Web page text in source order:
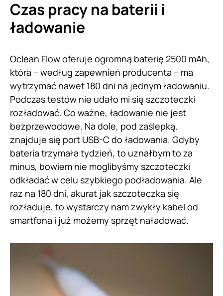
Czas pracy na baterii i
ładowanie
Oclean Flow oferuje ogromną baterię 2500 mAh,
która – według zapewnień producenta – ma
wytrzymać nawet 180 dni na jednym ładowaniu.
Podczas testów nie udało mi się szczoteczki
rozładować. Co ważne, ładowanie nie jest
bezprzewodowe. Na dole, pod zaślepką,
znajduje się port USB-C do ładowania. Gdyby
bateria trzymała tydzień, to uznałbym to za
minus, bowiem nie moglibyśmy szczoteczki
odkładać w celu szybkiego podładowania. Ale
raz na 180 dni, akurat jak szczoteczka się
rozładuje, to wystarczy nam zwykły kabel od
smartfona i już możemy sprzęt naładować.